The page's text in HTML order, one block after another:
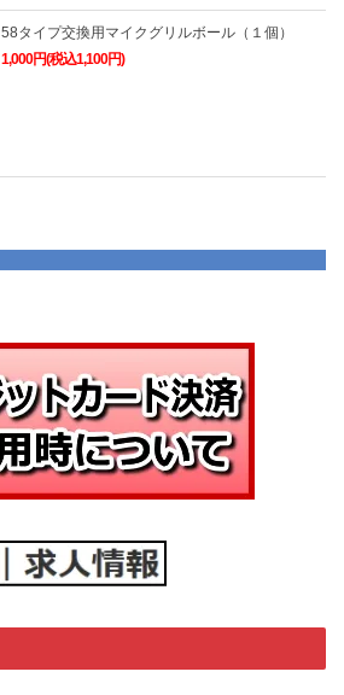
58タイプ交換用マイクグリルボール（１個）
1,000円(税込1,100円)